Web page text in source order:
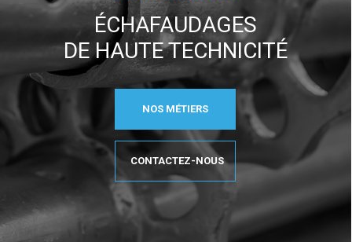
ÉCHAFAUDAGES
DE HAUTE TECHNICITÉ
NOS MÉTIERS
CONTACTEZ-NOUS